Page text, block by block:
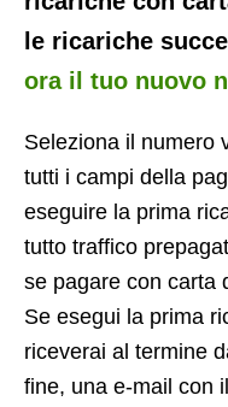
le ricariche
ora il tuo nuovo
Seleziona il numero
tutti i campi della
eseguire la prima
tutto traffico
se pagare con carta
Se esegui la prima
riceverai al termine
fine, una e-mail con